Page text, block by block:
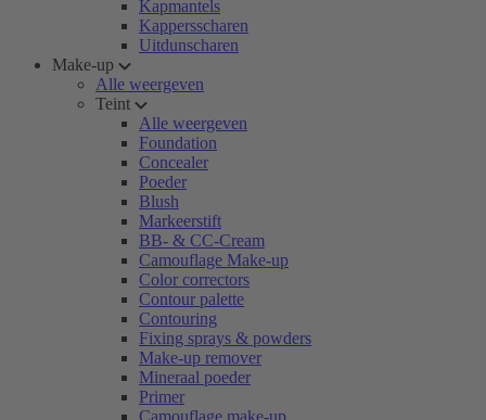
Kapmantels
Kappersscharen
Uitdunscharen
Make-up
Alle weergeven
Teint
Alle weergeven
Foundation
Concealer
Poeder
Blush
Markeerstift
BB- & CC-Cream
Camouflage Make-up
Color correctors
Contour palette
Contouring
Fixing sprays & powders
Make-up remover
Mineraal poeder
Primer
Camouflage make-up